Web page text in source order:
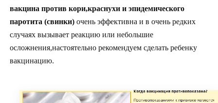
вакцина против кори,краснухи и эпидемического
паротита (свинки) очень эффективна и в очень редких
случаях вызывает реакцию или небольшие
осложнения,настоятельно рекомендуем сделать ребенку
вакцинацию.